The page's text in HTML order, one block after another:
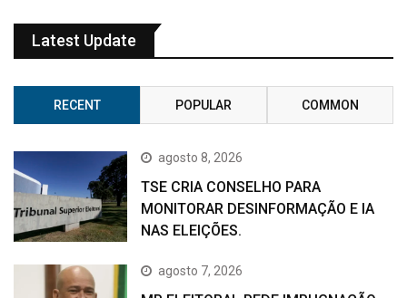
Latest Update
RECENT POPULAR COMMON
agosto 8, 2026
TSE CRIA CONSELHO PARA
MONITORAR DESINFORMAÇÃO E IA
NAS ELEIÇÕES.
agosto 7, 2026